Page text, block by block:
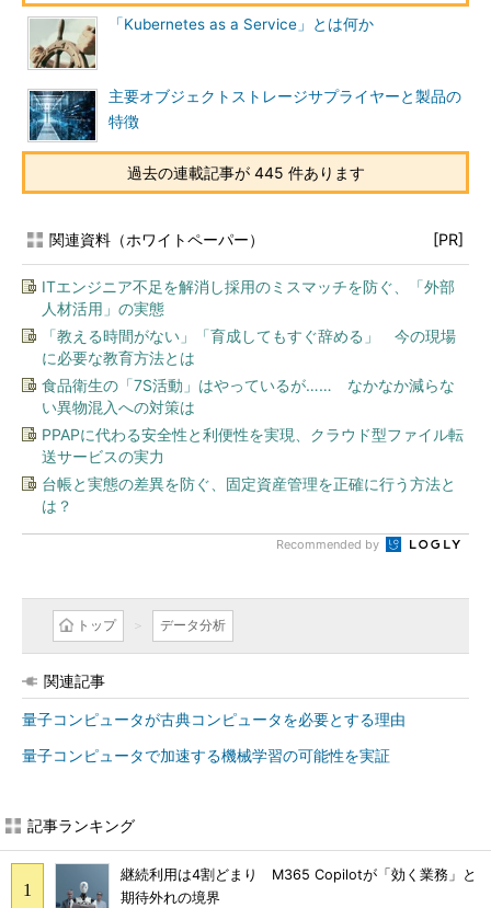
「Kubernetes as a Service」とは何か
主要オブジェクトストレージサプライヤーと製品の
特徴
過去の連載記事が 445 件あります
関連資料（ホワイトペーパー） [PR]
ITエンジニア不足を解消し採用のミスマッチを防ぐ、「外部
人材活用」の実態
「教える時間がない」「育成してもすぐ辞める」 今の現場
に必要な教育方法とは
食品衛生の「7S活動」はやっているが…… なかなか減らな
い異物混入への対策は
PPAPに代わる安全性と利便性を実現、クラウド型ファイル転
送サービスの実力
台帳と実態の差異を防ぐ、固定資産管理を正確に行う方法と
は？
Recommended by
トップ データ分析
関連記事
量子コンピュータが古典コンピュータを必要とする理由
量子コンピュータで加速する機械学習の可能性を実証
記事ランキング
継続利用は4割どまり M365 Copilotが「効く業務」と
期待外れの境界